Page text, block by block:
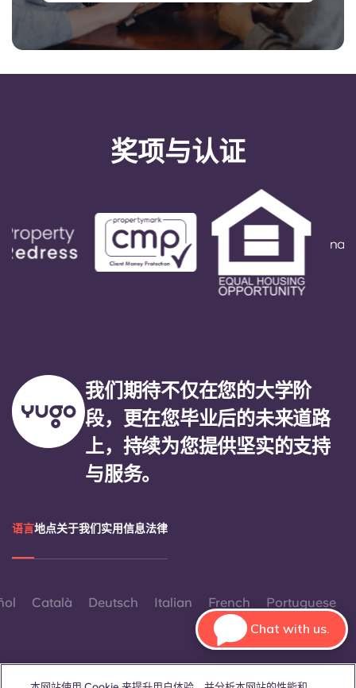
奖项与认证
我们期待不仅在您的大学阶
段，更在您毕业后的未来道路
上，持续为您提供坚实的支持
与服务。
语言地点关于我们实用信息法律
Català Deutsch Italian French Portuguese
Chat with us.